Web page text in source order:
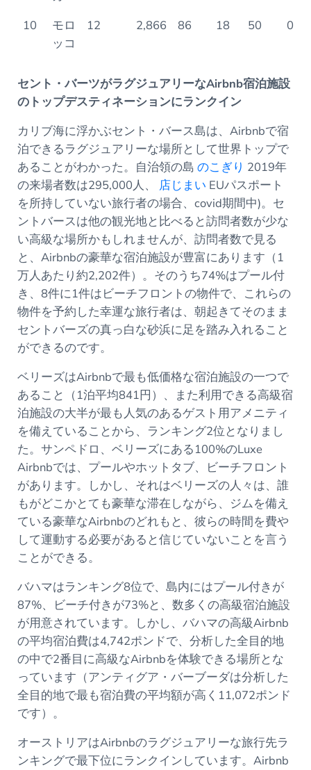
10
モロ
ッコ
12 2,866 86 18 50 0
セント・バーツがラグジュアリーなAirbnb宿泊施設
のトップデスティネーションにランクイン
カリブ海に浮かぶセント・バース島は、Airbnbで宿
泊できるラグジュアリーな場所として世界トップで
あることがわかった。自治領の島 のこぎり 2019年
の来場者数は295,000人、 店じまい EUパスポート
を所持していない旅行者の場合、covid期間中)。セ
ントバースは他の観光地と比べると訪問者数が少な
い高級な場所かもしれませんが、訪問者数で見る
と、Airbnbの豪華な宿泊施設が豊富にあります（1
万人あたり約2,202件）。そのうち74%はプール付
き、8件に1件はビーチフロントの物件で、これらの
物件を予約した幸運な旅行者は、朝起きてそのまま
セントバーズの真っ白な砂浜に足を踏み入れること
ができるのです。
ベリーズはAirbnbで最も低価格な宿泊施設の一つで
あること（1泊平均841円）、また利用できる高級宿
泊施設の大半が最も人気のあるゲスト用アメニティ
を備えていることから、ランキング2位となりまし
た。サンペドロ、ベリーズにある100%のLuxe
Airbnbでは、プールやホットタブ、ビーチフロント
があります。しかし、それはベリーズの人々は、誰
もがどこかとても豪華な滞在しながら、ジムを備え
ている豪華なAirbnbのどれもと、彼らの時間を費や
して運動する必要があると信じていないことを言う
ことができる。
バハマはランキング8位で、島内にはプール付きが
87%、ビーチ付きが73%と、数多くの高級宿泊施設
が用意されています。しかし、バハマの高級Airbnb
の平均宿泊費は4,742ポンドで、分析した全目的地
の中で2番目に高級なAirbnbを体験できる場所とな
っています（アンティグア・バーブーダは分析した
全目的地で最も宿泊費の平均額が高く11,072ポンド
です）。
オーストリアはAirbnbのラグジュアリーな旅行先ラ
ンキングで最下位にランクインしています。Airbnb